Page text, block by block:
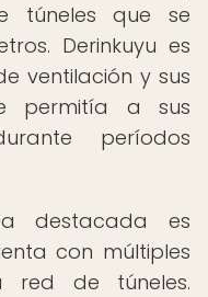
túneles que se
Derinkuyu es
ventilación y sus
permitía a sus
períodos
destacada es
con múltiples
red de túneles.